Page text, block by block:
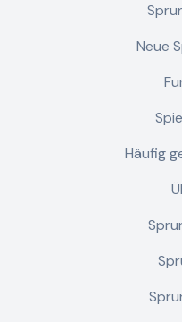
Neue
Häufig